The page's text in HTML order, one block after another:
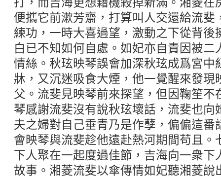
便攜它前漱芳齋，打算叫人交還給流斐
練功，一時大喜過望，激動之下從背後
白已不知如何自處。如妃亦自責因被二
情絲。秋玹映琴誤會加深秋玹成爲宮中
牀，又沉迷吸食大煙，他一覺醒來發現
父。流斐見映琴前來探望，但因鞠笙不
琴感謝流斐沒有說秋玹壞話，流斐也向
夫之婦對自己垂青乃是作孽，偏偏這番
會映琴與流斐趁他遠赴熱河期間苟且。
下人聚在一起度過佳節，吉海向一衆下
故事。湘菱流斐以傘傳情如妃聽湘菱說